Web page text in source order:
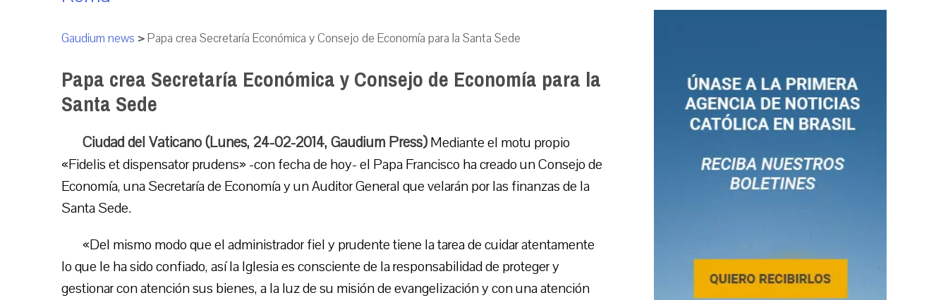
Gaudium news >Papa crea Secretaría Económica y Consejo de Economía para la Santa Sede
Papa crea Secretaría Económica y Consejo de Economía para la
Santa Sede
Ciudad del Vaticano (Lunes, 24-02-2014, Gaudium Press)Mediante el motu propio
«Fidelis et dispensator prudens» -con fecha de hoy- el Papa Francisco ha creado un Consejo de
Economía, una Secretaría de Economía y un Auditor General que velarán por las finanzas de la
Santa Sede.
«Del mismo modo que el administrador fiel y prudente tiene la tarea de cuidar atentamente
lo que le ha sido confiado, así la Iglesia es consciente de la responsabilidad de proteger y
gestionar con atención sus bienes, a la luz de su misión de evangelización y con una atención